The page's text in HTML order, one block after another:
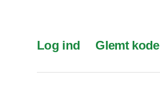
Log ind Glemt kode